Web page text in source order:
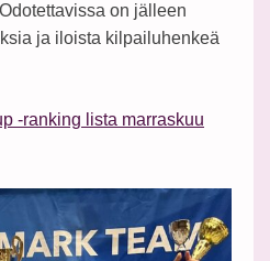
on jälleen
ja iloista kilpailuhenkeä
-ranking lista marraskuu